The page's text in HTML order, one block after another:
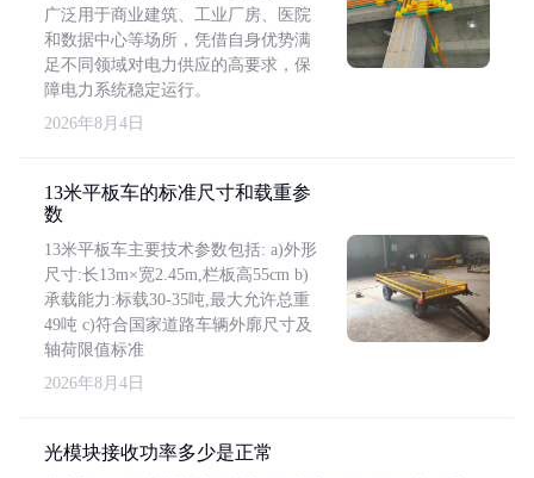
广泛用于商业建筑、工业厂房、医院
和数据中心等场所，凭借自身优势满
足不同领域对电力供应的高要求，保
障电力系统稳定运行。
2026年8月4日
13米平板车的标准尺寸和载重参
数
13米平板车主要技术参数包括: a)外形
尺寸:长13m×宽2.45m,栏板高55cm b)
承载能力:标载30-35吨,最大允许总重
49吨 c)符合国家道路车辆外廓尺寸及
轴荷限值标准
2026年8月4日
光模块接收功率多少是正常